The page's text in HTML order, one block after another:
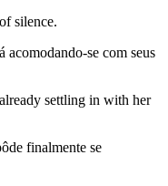
silence.
se com seus
settling in with her
finalmente se